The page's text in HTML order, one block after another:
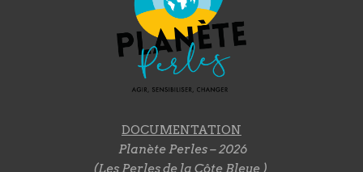
DOCUMENTATION
Planète Perles – 2026
(Les Perles de la Côte Bleue )